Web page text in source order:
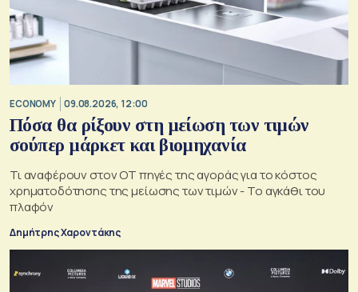
ECONOMY 09.08.2026, 12:00
Πόσα θα ρίξουν στη μείωση των τιμών
σούπερ μάρκετ και βιομηχανία
Τι αναφέρουν στον ΟΤ πηγές της αγοράς για το κόστος
χρηματοδότησης της μείωσης των τιμών - Το αγκάθι του
πλαφόν
Δημήτρης Χαροντάκης